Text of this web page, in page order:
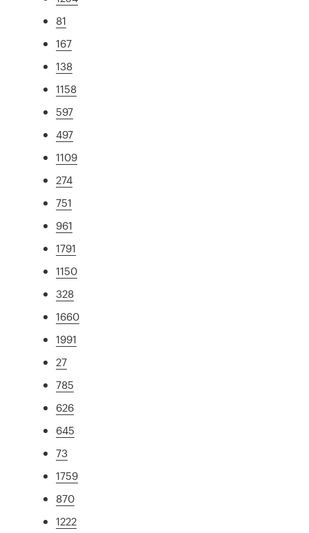
81
167
138
1158
597
497
1109
274
751
961
1791
1150
328
1660
1991
27
785
626
645
73
1759
870
1222